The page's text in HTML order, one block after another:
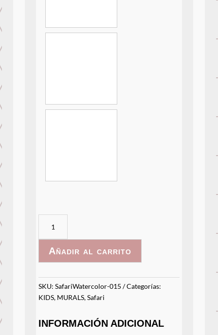
cantidad
Añadir al carrito
SKU:SafariWatercolor-015
Categorías:
KIDS, MURALS,Safari
INFORMACIÓN ADICIONAL